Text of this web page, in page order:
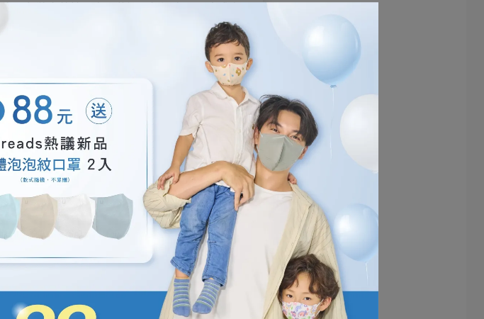
助處理換貨事宜。
確認商品無誤後再付款，保障您的消費權益。
官方帳號 ，領取專屬